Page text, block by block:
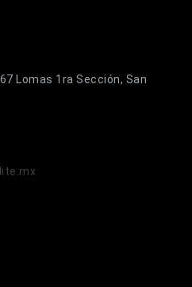
Lomas 1ra Sección, San